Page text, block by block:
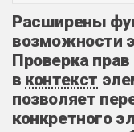
Расширены
возможности
Проверка
в контекст
позволяет
конкретного